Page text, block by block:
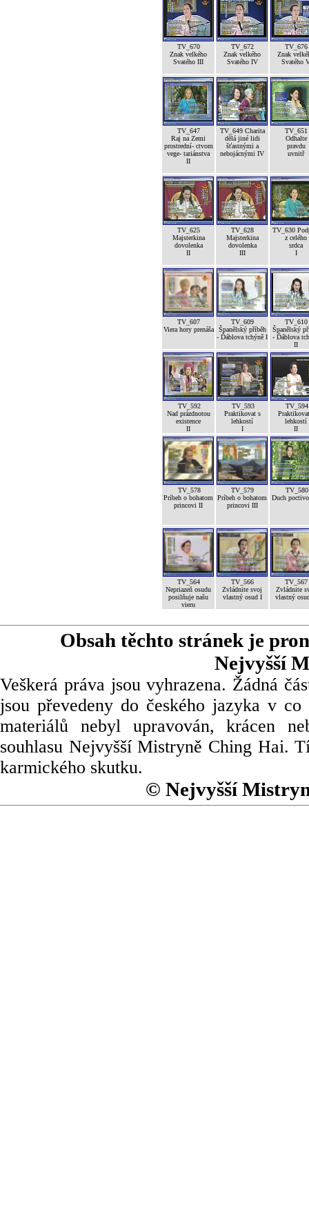
TV_670
Znak velkého
Svatého III
TV_672
Znak velkého
Svatého IV
TV_676
Znak
Svatého
TV_647
Raj na Zemi
prostrední- ctvom
vege- tariánstva
II
TV_649 Charita
dělá jiné lidi
šťastnými a
nebojácnými IV
TV_651
Odhalte
pravdu
uvnitř
TV_625
Majsterkina
dovolenka
II
TV_628
Majsterkina
dovolenka
III
TV_630
z celého
srdca
I
TV_607
Viera hory prenáša
TV_609
Španělský příběh
- Ďáblova tchýně I
TV_610
Španělský
- Ďáblova
II
TV_592
Nad prázdnotou
existence
II
TV_593
Praktikovat s
lehkostí
I
TV_594
lehkostí
II
TV_578
Príbeh o bohatom
princovi II
TV_579
Príbeh o bohatom
princovi III
TV_580
Duch
TV_564
Nepriazeň osudu
posilňuje našu
vieru
TV_566
Zvládnite svoj
vlastný osud I
TV_567
Zvládnite
vlastný
Obsah těchto stránek je
Nejvyšší
Veškerá práva jsou vyhrazena. Žádná
jsou převedeny do českého jazyka v
materiálů nebyl upravován, krácen
souhlasu Nejvyšší Mistryně Ching Hai.
karmického skutku.
© Nejvyšší